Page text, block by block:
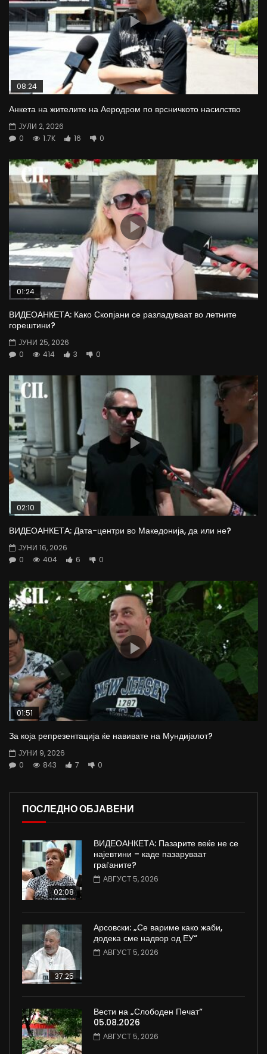
08:24
Анкета на жителите на Аеродром по врсничкото насилство
ЈУЛИ 2, 2026
0
1.7K 16 0
01:24
ВИДЕОАНКЕТА: Како Скопјани се разладуваат во летните
горештини?
ЈУНИ 25, 2026
0
414 3 0
02:10
ВИДЕОАНКЕТА: Дата-центри во Македонија, да или не?
ЈУНИ 16, 2026
0
404 6 0
01:51
За која репрезентација ќе навивате на Мундијалот?
ЈУНИ 9, 2026
0
843 7 0
ПОСЛЕДНО ОБЈАВЕНИ
02:08
ВИДЕОАНКЕТА: Пазарите веќе не се
најевтини – каде пазаруваат
граѓаните?
АВГУСТ 5, 2026
37:25
Арсовски: „Се вариме како жаби,
додека сме надвор од ЕУ“
АВГУСТ 5, 2026
Вести на „Слободен Печат“
05.08.2026
АВГУСТ 5, 2026